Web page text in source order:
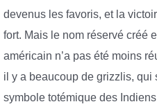
devenus les favoris, et la
fort. Mais le nom réservé créé
américain n’a pas été moins
il y a beaucoup de grizzlis, qui
symbole totémique des